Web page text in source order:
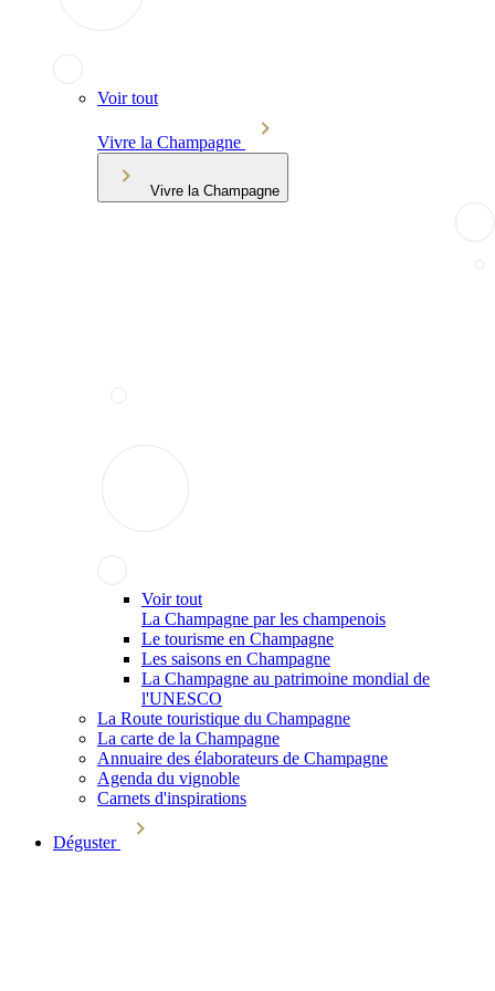
Voir tout
Vivre la Champagne
Vivre la Champagne
Voir tout
La Champagne par les champenois
Le tourisme en Champagne
Les saisons en Champagne
La Champagne au patrimoine mondial de
l'UNESCO
La Route touristique du Champagne
La carte de la Champagne
Annuaire des élaborateurs de Champagne
Agenda du vignoble
Carnets d'inspirations
Déguster